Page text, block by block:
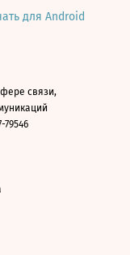
для Android
связи,